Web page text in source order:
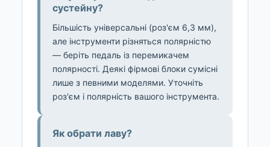
сустейну?
Більшість універсальні (роз'єм 6,3 мм),
але інструменти різняться полярністю
— беріть педаль із перемикачем
полярності. Деякі фірмові блоки сумісні
лише з певними моделями. Уточніть
роз'єм і полярність вашого інструмента.
Як обрати лаву?